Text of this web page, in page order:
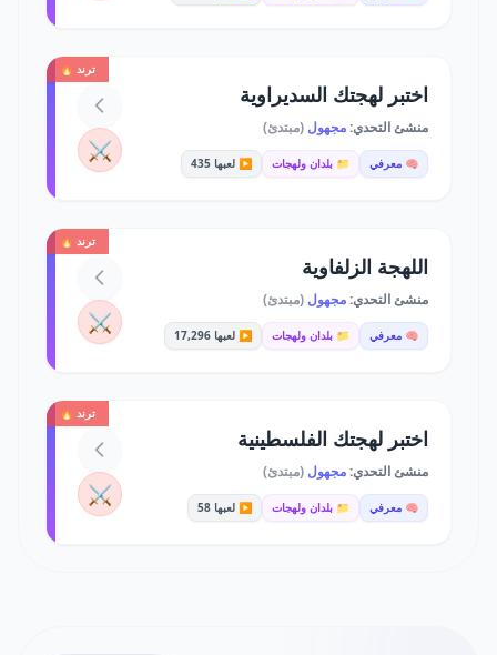
ترند 🔥
اختبر لهجتك السديراوية
منشئ التحدي:مجهول (مبتدئ)
🧠 معرفي 📁 بلدان ولهجات ▶️ لعبها 435 ⚔️
ترند 🔥
اللهجة الزلفاوية
منشئ التحدي:مجهول (مبتدئ)
🧠 معرفي 📁 بلدان ولهجات ▶️ لعبها 17,296 ⚔️
ترند 🔥
اختبر لهجتك الفلسطينية
منشئ التحدي:مجهول (مبتدئ)
🧠 معرفي 📁 بلدان ولهجات ▶️ لعبها 58 ⚔️